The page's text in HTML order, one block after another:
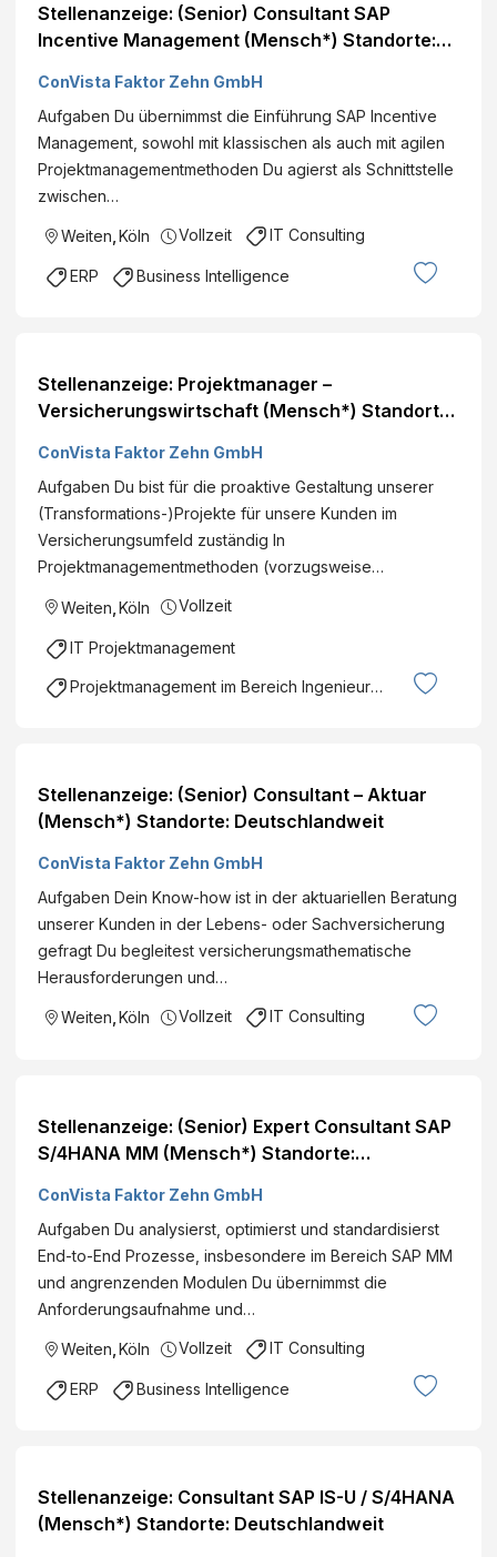
Stellenanzeige: (Senior) Consultant SAP
Incentive Management (Mensch*) Standorte:
ConVista Faktor Zehn GmbH
Aufgaben Du übernimmst die Einführung SAP Incentive
Management, sowohl mit klassischen als auch mit agilen
Projektmanagementmethoden Du agierst als Schnittstelle
zwischen…
Weiten Köln Vollzeit IT Consulting
ERP Business Intelligence
Stellenanzeige: Projektmanager –
Versicherungswirtschaft (Mensch*) Standorte:
ConVista Faktor Zehn GmbH
Aufgaben Du bist für die proaktive Gestaltung unserer
(Transformations-)Projekte für unsere Kunden im
Versicherungsumfeld zuständig In
Projektmanagementmethoden (vorzugsweise…
Weiten Köln Vollzeit
IT Projektmanagement
Projektmanagement im Bereich Ingenieurswesen
Stellenanzeige: (Senior) Consultant – Aktuar
(Mensch*) Standorte: Deutschlandweit
ConVista Faktor Zehn GmbH
Aufgaben Dein Know-how ist in der aktuariellen Beratung
unserer Kunden in der Lebens- oder Sachversicherung
gefragt Du begleitest versicherungsmathematische
Herausforderungen und…
Weiten Köln Vollzeit IT Consulting
Stellenanzeige: (Senior) Expert Consultant SAP
S/4HANA MM (Mensch*) Standorte:
ConVista Faktor Zehn GmbH
Aufgaben Du analysierst, optimierst und standardisierst
End-to-End Prozesse, insbesondere im Bereich SAP MM
und angrenzenden Modulen Du übernimmst die
Anforderungsaufnahme und…
Weiten Köln Vollzeit IT Consulting
ERP Business Intelligence
Stellenanzeige: Consultant SAP IS-U / S/4HANA
(Mensch*) Standorte: Deutschlandweit